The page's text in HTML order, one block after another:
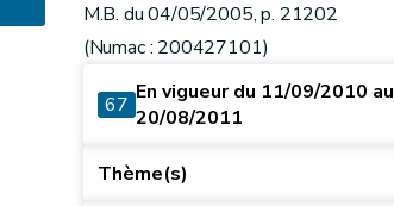
M.B. du 04/05/2005, p. 21202
(Numac : 200427101)
67 En vigueur du 11/09/2010 au
20/08/2011
Thème(s)